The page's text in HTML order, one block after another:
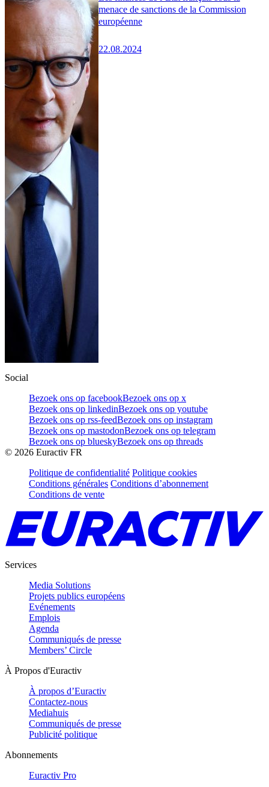
menace de sanctions de la Commission
européenne
22.08.2024
Social
Bezoek ons op facebookBezoek ons op x
Bezoek ons op linkedinBezoek ons op youtube
Bezoek ons op rss-feedBezoek ons op instagram
Bezoek ons op mastodonBezoek ons op telegram
Bezoek ons op blueskyBezoek ons op threads
© 2026 Euractiv FR
Politique de confidentialité Politique cookies
Conditions générales Conditions d’abonnement
Conditions de vente
Services
Media Solutions
Projets publics européens
Evénements
Emplois
Agenda
Communiqués de presse
Members’ Circle
À Propos d'Euractiv
À propos d’Euractiv
Contactez-nous
Mediahuis
Communiqués de presse
Publicité politique
Abonnements
Euractiv Pro